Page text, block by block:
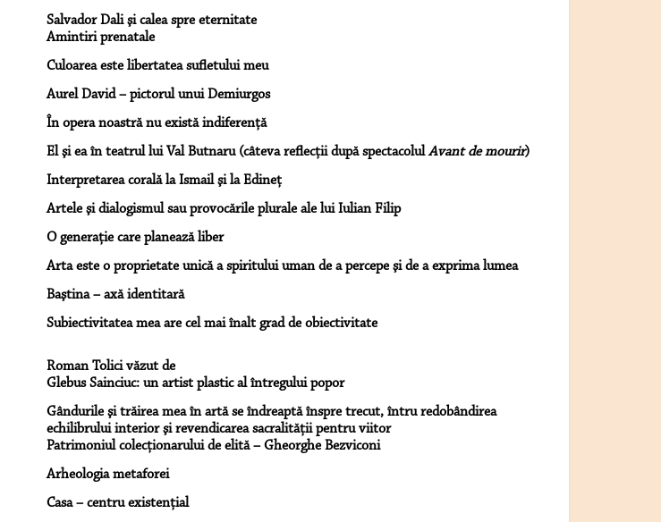
Salvador Dali şi calea spre eternitate
Amintiri prenatale
Culoarea este libertatea sufletului meu
Aurel David – pictorul unui Demiurgos
În opera noastră nu există indiferenţă
El şi ea în teatrul lui Val Butnaru (câteva reflecţii după spectacolulAvant de mourir)
Interpretarea corală la Ismail şi la Edineţ
Artele şi dialogismul sau provocările plurale ale lui Iulian Filip
O generaţie care planează liber
Arta este o proprietate unică a spiritului uman de a percepe şi de a exprima lumea
Baştina – axă identitară
Subiectivitatea mea are cel mai înalt grad de obiectivitate
Roman Tolici văzut de
Glebus Sainciuc: un artist plastic al întregului popor
Gândurile şi trăirea mea în artă se îndreaptă înspre trecut, întru redobândirea
echilibrului interior şi revendicarea sacralităţii pentru viitor
Patrimoniul colecţionarului de elită – Gheorghe Bezviconi
Arheologia metaforei
Casa – centru existenţial